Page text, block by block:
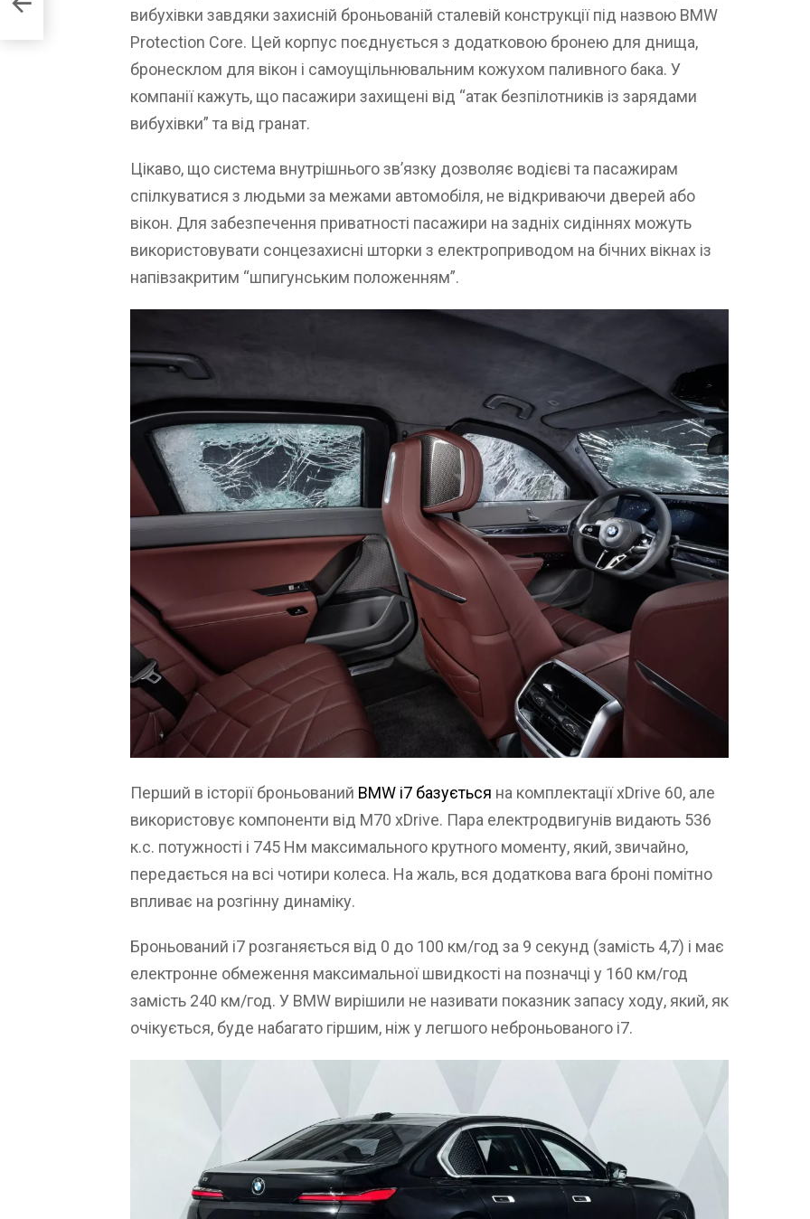
вибухівки завдяки захисній броньованій сталевій конструкції під назвою BMW
Protection Core. Цей корпус поєднується з додатковою бронею для днища,
бронесклом для вікон і самоущільнювальним кожухом паливного бака. У
компанії кажуть, що пасажири захищені від “атак безпілотників із зарядами
вибухівки” та від гранат.
Цікаво, що система внутрішнього зв’язку дозволяє водієві та пасажирам
спілкуватися з людьми за межами автомобіля, не відкриваючи дверей або
вікон. Для забезпечення приватності пасажири на задніх сидіннях можуть
використовувати сонцезахисні шторки з електроприводом на бічних вікнах із
напівзакритим “шпигунським положенням”.
Перший в історії броньований BMW i7 базується на комплектації xDrive 60, але
використовує компоненти від M70 xDrive. Пара електродвигунів видають 536
к.с. потужності і 745 Нм максимального крутного моменту, який, звичайно,
передається на всі чотири колеса. На жаль, вся додаткова вага броні помітно
впливає на розгінну динаміку.
Броньований i7 розганяється від 0 до 100 км/год за 9 секунд (замість 4,7) і має
електронне обмеження максимальної швидкості на позначці у 160 км/год
замість 240 км/год. У BMW вирішили не називати показник запасу ходу, який, як
очікується, буде набагато гіршим, ніж у легшого неброньованого i7.